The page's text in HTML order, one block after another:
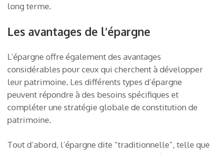
long terme.
Les avantages de l’épargne
L’épargne offre également des avantages
considérables pour ceux qui cherchent à développer
leur patrimoine. Les différents types d’épargne
peuvent répondre à des besoins spécifiques et
compléter une stratégie globale de constitution de
patrimoine.
Tout d’abord, l’épargne dite “traditionnelle”, telle que